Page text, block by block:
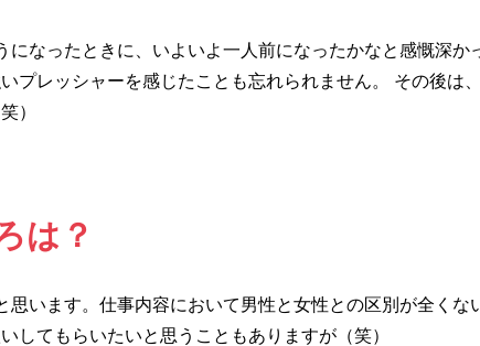
になったときに、いよいよ一人前になったかなと感慨深か
プレッシャーを感じたことも忘れられません。 その後は
）
は？
思います。仕事内容において男性と女性との区別が全くな
してもらいたいと思うこともありますが（笑）